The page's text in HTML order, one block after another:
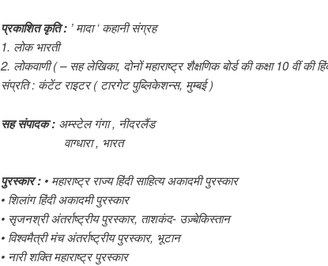
प्रकाशितकृति:’मादा‘कहानी संग्रह
1. लोक भारती
2. लोकवाणी( – सह लेखिका, दोनोंमहाराष्ट्र शैक्षणिक बोर्ड की कक्षा10वींकी
संप्रति: कंटेंट राइटर(टारगेट पुब्लिकेशन्स, मुम्बई)
सहसंपादक: अम्स्टेल गंगा, नीदरलैंड
वाग्धारा, भारत
पुरस्कार: • महाराष्ट्र राज्य हिंदी साहित्य अकादमी पुरस्कार
• शिलांग हिंदी अकादमी पुरस्कार
• सृजनश्री अंतर्राष्ट्रीय पुरस्कार, ताशकंद- उज़्बेकिस्तान
• विश्वमैत्री मंच अंतर्राष्ट्रीय पुरस्कार, भूटान
• नारी शक्ति महाराष्ट्र पुरस्कार